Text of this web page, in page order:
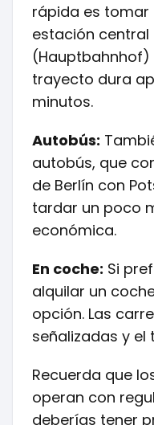
rápida es tomar
estación central
(Hauptbahnhof)
trayecto dura
minutos.
Autobús:
autobús, que
de Berlín con
tardar un poco
económica.
En coche: Si
alquilar un
opción. Las
señalizadas y
Recuerda que
operan con
deberías tener